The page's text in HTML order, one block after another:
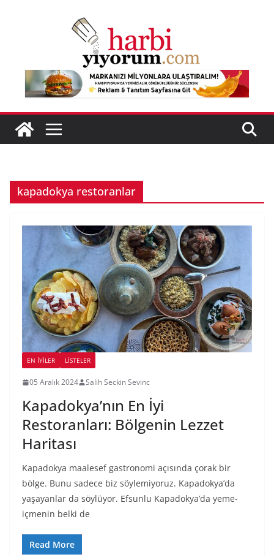
kapadokya restoranlar
EN İYILER LİSTELER
05 Aralık 2024 Salih Seckin Sevinc
Kapadokya’nın En İyi
Restoranları: Bölgenin Lezzet
Haritası
Kapadokya maalesef gastronomi açısında çorak bir
bölge. Bunu sadece biz söylemiyoruz. Kapadokya’da
yaşayanlar da söylüyor. Efsunlu Kapadokya’da yeme-
içmenin belki de
Read More